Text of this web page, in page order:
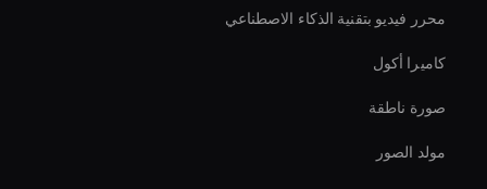
محرر فيديو بتقنية الذكاء الاصطناعي
كاميرا أكول
صورة ناطقة
مولد الصور